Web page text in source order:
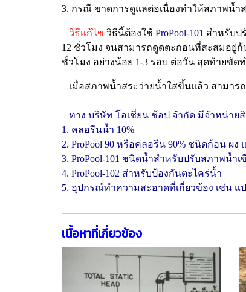
3. กรณี ขาดการดูแลต่อเนื่องทำให้สภาพน้ำ
วิธีแก้ไข วิธีนี้ต้องใช้ ProPool-101 สำหรับป
12 ชั่วโมง จนสามารถดูดตะกอนที่สะสมอยู่ก้
ชั่วโมง อย่างน้อย 1-3 รอบ ต่อวัน สุดท้ายขัด
เมื่อสภาพน้ำสระว่ายน้ำใสขึ้นแล้ว สามาร
ทาง บริษัท โอเชี่ยน ช้อป จำกัด มีจำหน่าย
1. คลอรีนน้ำ 10%
2. ProPool 90 หรือคลอรีน 90% ชนิดก้อน ผง
3. ProPool-101 ชนิดน้ำสำหรับปรับสภาพน้ำเ
4. ProPool-102 สำหรับป้องกันตะไคร่น้ำ
5. อุปกรณ์ทำความสะอาดที่เกี่ยวข้อง เช่น
เนื้อหาที่เกี่ยวข้อง